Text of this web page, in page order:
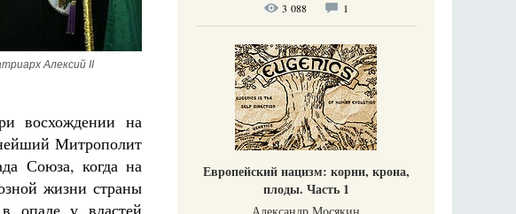
Алексий II
восхождении на
Митрополит
Союза, когда на
жизни страны
опале у властей
3 088 1
Европейский нацизм: корни, крона,
плоды. Часть 1